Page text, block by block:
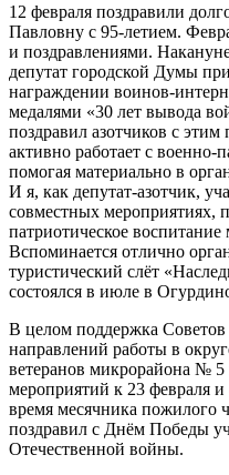
12 февраля поздравили
Павловну с 95-летием.
и поздравлениями.
депутат городской Думы
награждении воинов-
медалями «30 лет вывода
поздравил азотчиков с
активно работает с военно-
помогая материально в
И я, как депутат-азотчик,
совместных мероприятиях,
патриотическое
Вспоминается отлично
туристический слёт
состоялся в июле в
В целом поддержка
направлений работы в
ветеранов микрорайона №
мероприятий к 23 февраля
время месячника пожилого
поздравил с Днём Победы
Отечественной войны.